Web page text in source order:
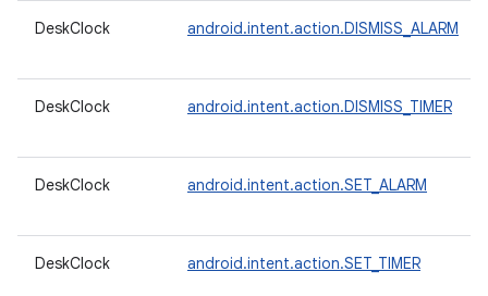
DeskClock android.intent.action.DISMISS_ALARM
DeskClock android.intent.action.DISMISS_TIMER
DeskClock android.intent.action.SET_ALARM
DeskClock android.intent.action.SET_TIMER